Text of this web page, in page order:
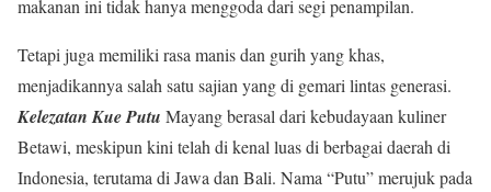
makanan ini tidak hanya menggoda dari segi penampilan.
Tetapi juga memiliki rasa manis dan gurih yang khas,
menjadikannya salah satu sajian yang di gemari lintas generasi.
Kelezatan Kue Putu Mayang berasal dari kebudayaan kuliner
Betawi, meskipun kini telah di kenal luas di berbagai daerah di
Indonesia, terutama di Jawa dan Bali. Nama “Putu” merujuk pada